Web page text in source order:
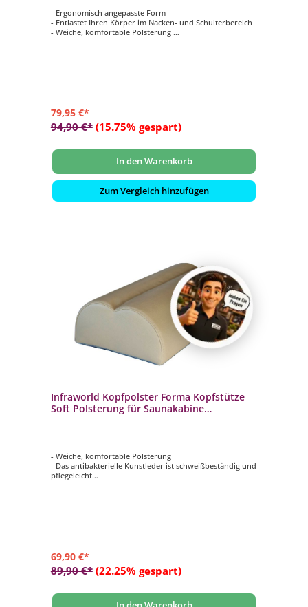
- Ergonomisch angepasste Form
- Entlastet Ihren Körper im Nacken- und Schulterbereich
- Weiche, komfortable Polsterung
79,95 €*
94,90 €* (15.75% gespart)
In den Warenkorb
Zum Vergleich hinzufügen
Infraworld Kopfpolster Forma Kopfstütze
Soft Polsterung für Saunakabine
- Weiche, komfortable Polsterung
- Das antibakterielle Kunstleder ist schweißbeständig und
pflegeleicht
69,90 €*
89,90 €* (22.25% gespart)